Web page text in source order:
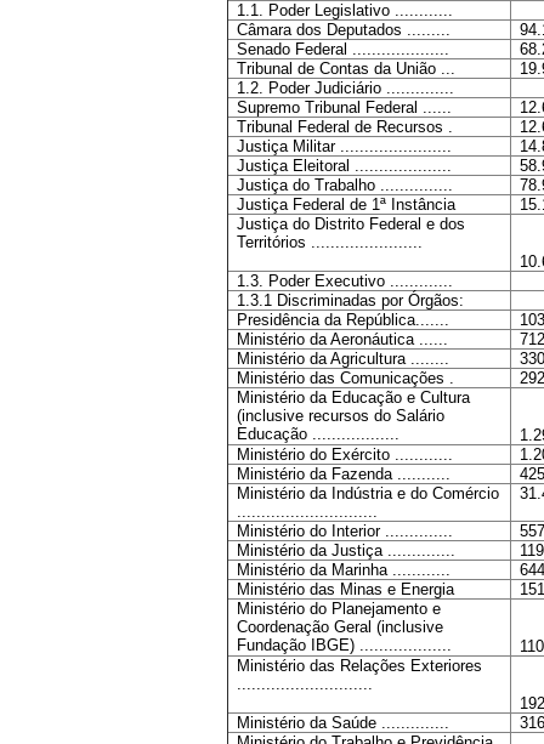
1.1. Poder Legislativo ............
Câmara dos Deputados .........
Senado Federal ....................
Tribunal de Contas da União ...
1.2. Poder Judiciário ..............
Supremo Tribunal Federal ......
Tribunal Federal de Recursos .
Justiça Militar .......................
Justiça Eleitoral ....................
Justiça do Trabalho ...............
Justiça Federal de 1ª Instância
Justiça do Distrito Federal e dos
Territórios .......................
1.3. Poder Executivo .............
1.3.1 Discriminadas por Órgãos:
Presidência da República.......
Ministério da Aeronáutica ......
Ministério da Agricultura ........
Ministério das Comunicações .
Ministério da Educação e Cultura
(inclusive recursos do Salário
Educação ..................
Ministério do Exército ............
Ministério da Fazenda ...........
Ministério da Indústria e do Comércio
.............................
Ministério do Interior ..............
Ministério da Justiça ..............
Ministério da Marinha ............
Ministério das Minas e Energia
Ministério do Planejamento e
Coordenação Geral (inclusive
Fundação IBGE) ...................
Ministério das Relações Exteriores
............................
Ministério da Saúde ..............